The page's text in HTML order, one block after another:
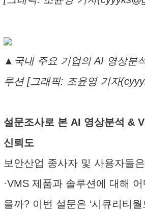
▲국내 주요 기업의 AI 영상분
루션 [그래픽: 조윤영 기자
설문조사로 본 AI 영상분석 &
신뢰도
보안산업 종사자 및 사용자들
·VMS 제품과 솔루션에 대해
을까? 이번 설문은 ‘시큐리티월